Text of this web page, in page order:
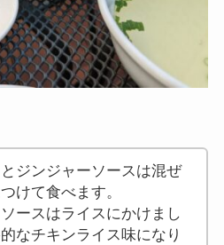
ジンジャーソースは混ぜ
けて食べます。
ースはライスにかけまし
なチキンライス味になり